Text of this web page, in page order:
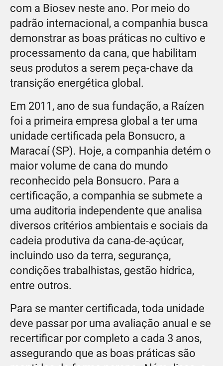
com a Biosev neste ano. Por meio do
padrão internacional, a companhia busca
demonstrar as boas práticas no cultivo e
processamento da cana, que habilitam
seus produtos a serem peça-chave da
transição energética global.
Em 2011, ano de sua fundação, a Raízen
foi a primeira empresa global a ter uma
unidade certificada pela Bonsucro, a
Maracaí (SP). Hoje, a companhia detém o
maior volume de cana do mundo
reconhecido pela Bonsucro. Para a
certificação, a companhia se submete a
uma auditoria independente que analisa
diversos critérios ambientais e sociais da
cadeia produtiva da cana-de-açúcar,
incluindo uso da terra, segurança,
condições trabalhistas, gestão hídrica,
entre outros.
Para se manter certificada, toda unidade
deve passar por uma avaliação anual e se
recertificar por completo a cada 3 anos,
assegurando que as boas práticas são